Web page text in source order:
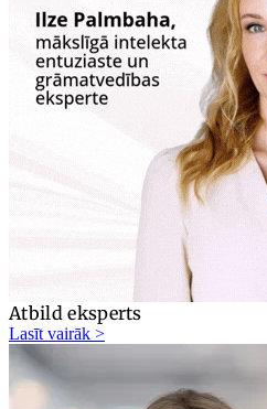
Atbild eksperts
Lasīt vairāk >